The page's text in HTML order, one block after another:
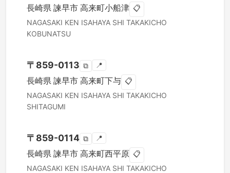
長崎県 諫早市 高来町小船津 📋
NAGASAKI KEN ISAHAYA SHI TAKAKICHO
KOBUNATSU
〒 859-0113 ⧉ 📍
長崎県 諫早市 高来町下与 📋
NAGASAKI KEN ISAHAYA SHI TAKAKICHO
SHITAGUMI
〒 859-0114 ⧉ 📍
長崎県 諫早市 高来町西平原 📋
NAGASAKI KEN ISAHAYA SHI TAKAKICHO